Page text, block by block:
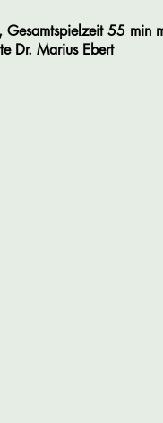
55 min
Dr. Marius Ebert